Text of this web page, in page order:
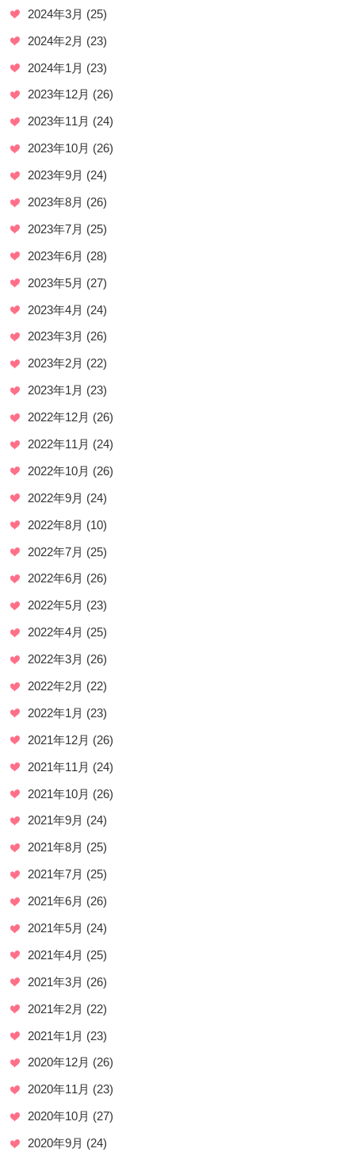
2024年3月 (25)
2024年2月 (23)
2024年1月 (23)
2023年12月 (26)
2023年11月 (24)
2023年10月 (26)
2023年9月 (24)
2023年8月 (26)
2023年7月 (25)
2023年6月 (28)
2023年5月 (27)
2023年4月 (24)
2023年3月 (26)
2023年2月 (22)
2023年1月 (23)
2022年12月 (26)
2022年11月 (24)
2022年10月 (26)
2022年9月 (24)
2022年8月 (10)
2022年7月 (25)
2022年6月 (26)
2022年5月 (23)
2022年4月 (25)
2022年3月 (26)
2022年2月 (22)
2022年1月 (23)
2021年12月 (26)
2021年11月 (24)
2021年10月 (26)
2021年9月 (24)
2021年8月 (25)
2021年7月 (25)
2021年6月 (26)
2021年5月 (24)
2021年4月 (25)
2021年3月 (26)
2021年2月 (22)
2021年1月 (23)
2020年12月 (26)
2020年11月 (23)
2020年10月 (27)
2020年9月 (24)